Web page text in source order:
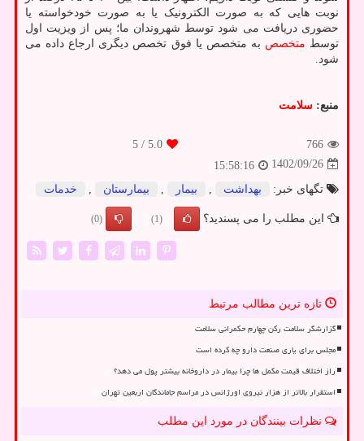
نوبت هایی که به صورت الکترونیک یا به صورت خودخواسته یا
حضوری دریافت می شود توسط شهروندان ما؛ پس از ویزیت اول
توسط متخصص به متخصص یا فوق تخصص دیگری ارجاع داده می
شود.
منبع: سلامت
766
5.0
/ 5
1402/09/26
15:58:16
تگهای خبر:
بهداشت بیمار بیمارستان خدمات
این مطلب را می پسندید؟ (1)
(0)
تازه ترین مطالب مرتبط
گزارشگر سلامت رکن چهارم حکمرانی سلامت
مجلس برای یاری صنعت دارو چه کرده است
راز اختلاف قیمت مکمل ها چرا بیمار در داروخانه بیشتر پول می دهد؟
استقرار بالاتر از هزار نیروی اورژانس در مراسم جاماندگان اربعین تهران
نظرات بینندگان در مورد این مطلب